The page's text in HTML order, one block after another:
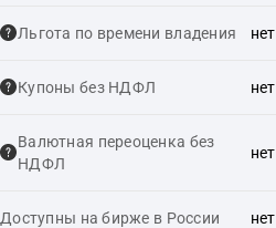
Льгота по времени владения нет
Купоны без НДФЛ нет
Валютная переоценка без
НДФЛ
нет
Доступны на бирже в России нет